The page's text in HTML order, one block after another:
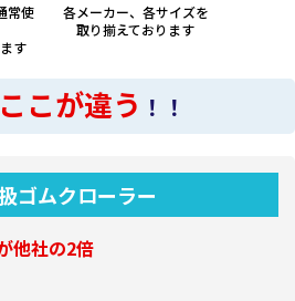
常使
す
各メーカー、各サイズを
取り揃えております
ここが違う ！！
ゴムクローラー
他社の2倍